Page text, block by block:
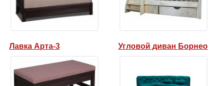
Лавка Арта-3 Угловой диван Борнео